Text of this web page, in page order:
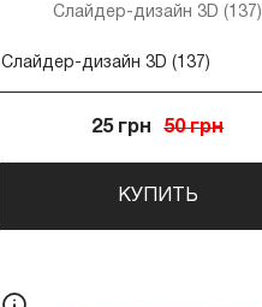
Слайдер-дизайн 3D (137)
Слайдер-дизайн 3D (137)
25 грн 50 грн
КУПИТЬ